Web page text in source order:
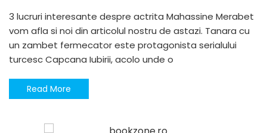
3 lucruri interesante despre actrita Mahassine Merabet
vom afla si noi din articolul nostru de astazi. Tanara cu
un zambet fermecator este protagonista serialului
turcesc Capcana Iubirii, acolo unde o
Read More